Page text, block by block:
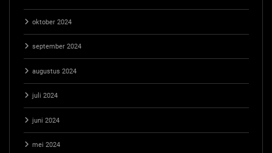
oktober 2024
september 2024
augustus 2024
juli 2024
juni 2024
mei 2024